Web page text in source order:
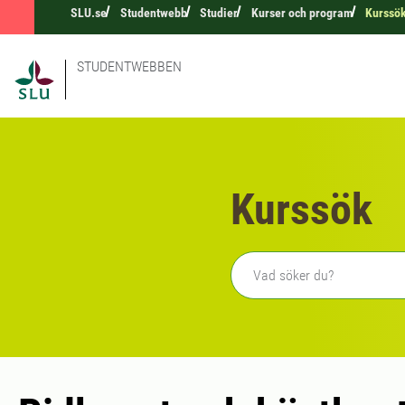
SLU.se Studentwebb Studier Kurser och program
STUDENTWEBBEN
Kurssök
Fritext sökning